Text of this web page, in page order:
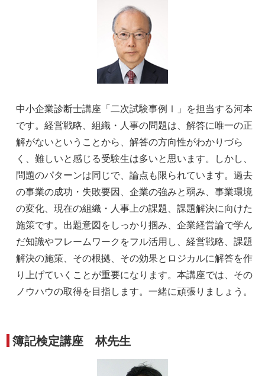
中小企業診断士講座「二次試験事例Ⅰ」を担当する河本
です。経営戦略、組織・人事の問題は、解答に唯一の正
解がないということから、解答の方向性がわかりづら
く、難しいと感じる受験生は多いと思います。しかし、
問題のパターンは同じで、論点も限られています。過去
の事業の成功・失敗要因、企業の強みと弱み、事業環境
の変化、現在の組織・人事上の課題、課題解決に向けた
施策です。出題意図をしっかり掴み、企業経営論で学ん
だ知識やフレームワークをフル活用し、経営戦略、課題
解決の施策、その根拠、その効果とロジカルに解答を作
り上げていくことが重要になります。本講座では、その
ノウハウの取得を目指します。一緒に頑張りましょう。
簿記検定講座 林先生